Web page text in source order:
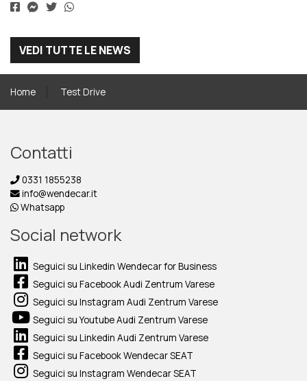
VEDI TUTTE LE NEWS
Home Test Drive
Contatti
0331 1855238
info@wendecar.it
Whatsapp
Social network
Seguici su Linkedin Wendecar for Business
Seguici su Facebook Audi Zentrum Varese
Seguici su Instagram Audi Zentrum Varese
Seguici su Youtube Audi Zentrum Varese
Seguici su Linkedin Audi Zentrum Varese
Seguici su Facebook Wendecar SEAT
Seguici su Instagram Wendecar SEAT